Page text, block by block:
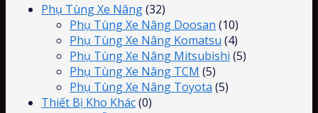
Phụ Tùng Xe Nâng(32)
Phụ Tùng Xe Nâng Doosan (10)
Phụ Tùng Xe Nâng Komatsu (4)
Phụ Tùng Xe Nâng Mitsubishi (5)
Phụ Tùng Xe Nâng TCM (5)
Phụ Tùng Xe Nâng Toyota (5)
Thiết Bị Kho Khác(0)